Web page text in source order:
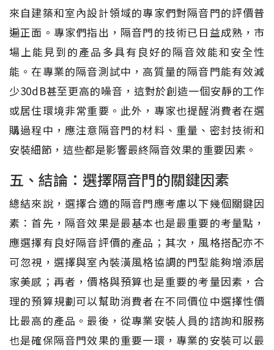
來自建築和室內設計領域的專家們對隔音門的評價普
遍正面。專家們指出，隔音門的技術已日益成熟，市
場上能見到的產品多具有良好的隔音效能和安全性
能。在專業的隔音測試中，高質量的隔音門能有效減
少30dB甚至更高的噪音，這對於創造一個安靜的工作
或居住環境非常重要。此外，專家也提醒消費者在選
購過程中，應注意隔音門的材料、重量、密封技術和
安裝細節，這些都是影響最終隔音效果的重要因素。
五、結論：選擇隔音門的關鍵因素
總結來說，選擇合適的隔音門應考慮以下幾個關鍵因
素：首先，隔音效果是最基本也是最重要的考量點，
應選擇有良好隔音評價的產品；其次，風格搭配亦不
可忽視，選擇與室內裝潢風格協調的門型能夠增添居
家美感；再者，價格與預算也是重要的考量因素，合
理的預算規劃可以幫助消費者在不同價位中選擇性價
比最高的產品。最後，從專業安裝人員的諮詢和服務
也是確保隔音門效果的重要一環，專業的安裝可以最